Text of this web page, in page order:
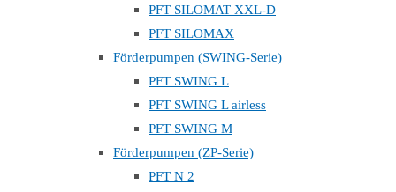
PFT SILOMAT XXL-D
PFT SILOMAX
Förderpumpen (SWING-Serie)
PFT SWING L
PFT SWING L airless
PFT SWING M
Förderpumpen (ZP-Serie)
PFT N 2